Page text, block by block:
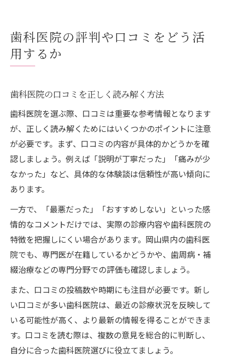
歯科医院の評判や口コミをどう活
用するか
歯科医院の口コミを正しく読み解く方法
歯科医院を選ぶ際、口コミは重要な参考情報となります
が、正しく読み解くためにはいくつかのポイントに注意
が必要です。まず、口コミの内容が具体的かどうかを確
認しましょう。例えば「説明が丁寧だった」「痛みが少
なかった」など、具体的な体験談は信頼性が高い傾向に
あります。
一方で、「最悪だった」「おすすめしない」といった感
情的なコメントだけでは、実際の診療内容や歯科医院の
特徴を把握しにくい場合があります。岡山県内の歯科医
院でも、専門医が在籍しているかどうかや、歯周病・補
綴治療などの専門分野での評価も確認しましょう。
また、口コミの投稿数や時期にも注目が必要です。新し
い口コミが多い歯科医院は、最近の診療状況を反映して
いる可能性が高く、より最新の情報を得ることができま
す。口コミを読む際は、複数の意見を総合的に判断し、
自分に合った歯科医院選びに役立てましょう。